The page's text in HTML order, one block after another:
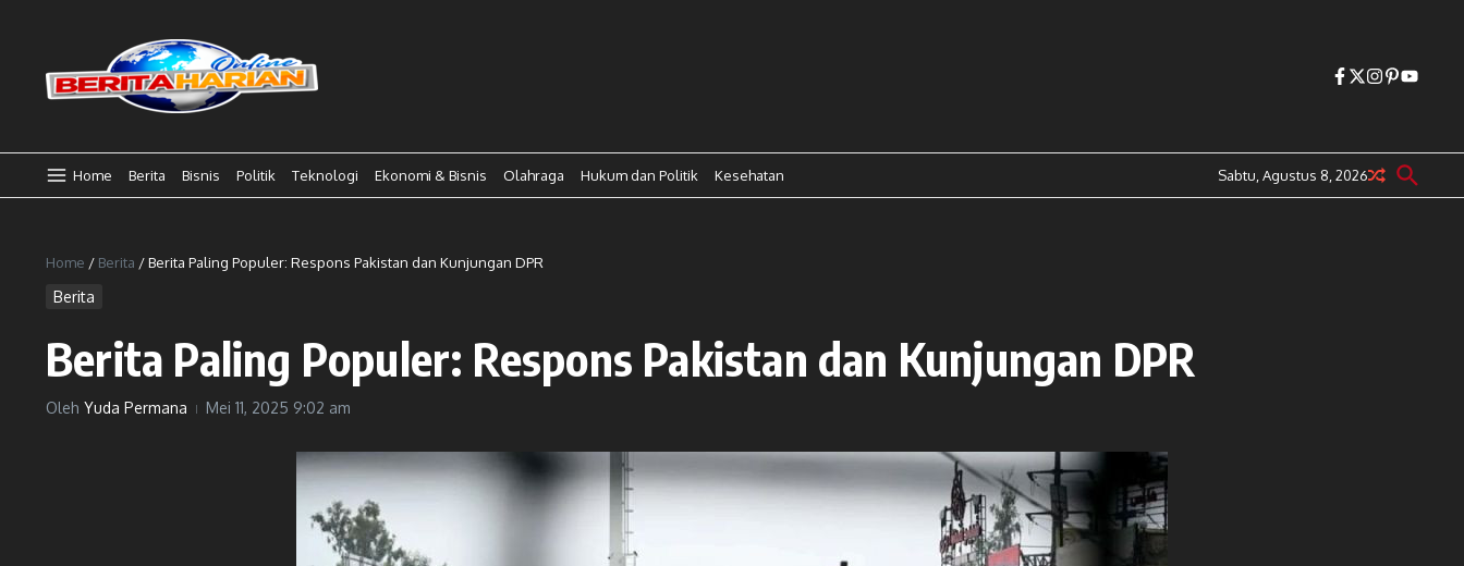
Home Berita Bisnis Politik Teknologi Ekonomi & Bisnis Olahraga Hukum dan Politik Kesehatan Sabtu, Agustus 8, 2026
Home / Berita /Berita Paling Populer: Respons Pakistan dan Kunjungan DPR
Berita
Berita Paling Populer: Respons Pakistan dan Kunjungan DPR
Oleh Yuda Permana Mei 11, 2025 9:02 am